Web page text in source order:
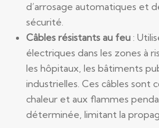
d’arrosage automatiques et
sécurité.
Câbles résistants au feu :
électriques dans les zones à
les hôpitaux, les bâtiments
industrielles. Ces câbles sont
chaleur et aux flammes
déterminée, limitant la